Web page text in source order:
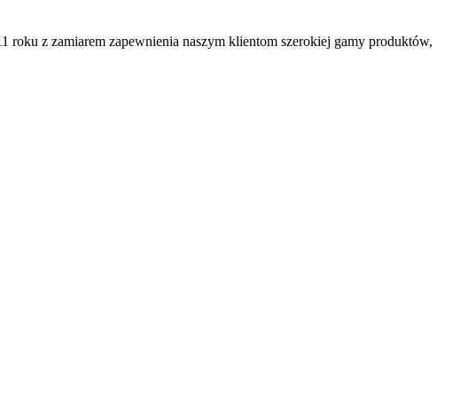
roku z zamiarem zapewnienia naszym klientom szerokiej gamy produktów,